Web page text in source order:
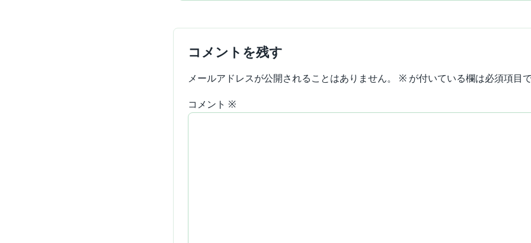
コメントを残す
メールアドレスが公開されることはありません。 ※ が付いている欄は必須項目
コメント ※